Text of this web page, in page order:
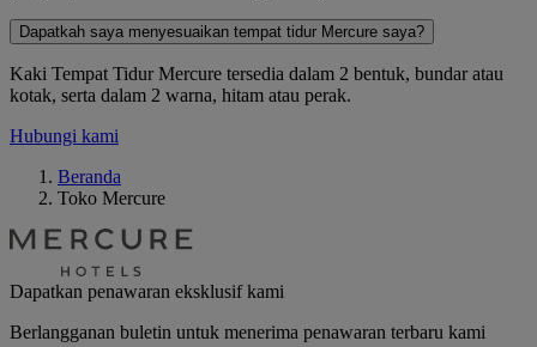
Dapatkah saya menyesuaikan tempat tidur Mercure saya?
Kaki Tempat Tidur Mercure tersedia dalam 2 bentuk, bundar atau
kotak, serta dalam 2 warna, hitam atau perak.
Hubungi kami
Beranda
Toko Mercure
Dapatkan penawaran eksklusif kami
Berlangganan buletin untuk menerima penawaran terbaru kami